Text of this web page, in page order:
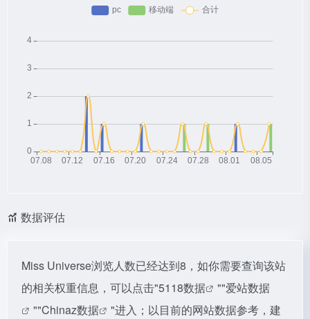
数据评估
Miss Universe浏览人数已经达到8，如你需要查询该站
的相关权重信息，可以点击"5118数据 ""爱站数据
""Chinaz数据
"进入；以目前的网站数据参考，建